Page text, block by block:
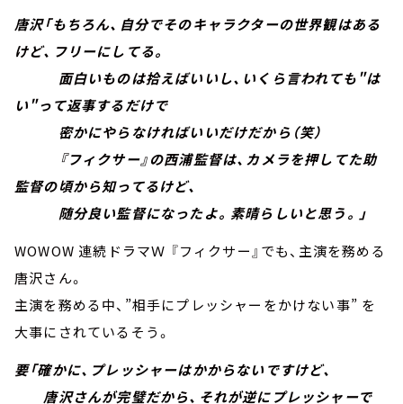
唐沢「もちろん、自分でそのキャラクターの世界観はある
けど、フリーにしてる。
面白いものは拾えばいいし、いくら言われても"は
い"って返事するだけで
密かにやらなければいいだけだから（笑）
『フィクサー』の西浦監督は、カメラを押してた助
監督の頃から知ってるけど、
随分良い監督になったよ。素晴らしいと思う。」
WOWOW 連続ドラマＷ 『フィクサー』でも、主演を務める
唐沢さん。
主演を務める中、”相手にプレッシャーをかけない事” を
大事にされているそう。
要「確かに、プレッシャーはかからないですけど、
唐沢さんが完璧だから、それが逆にプレッシャーで